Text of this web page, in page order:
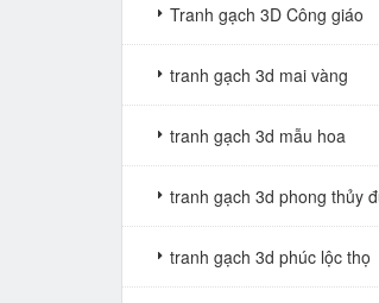
Tranh gạch 3D Công giáo
tranh gạch 3d mai vàng
tranh gạch 3d mẫu hoa
tranh gạch 3d phong thủy
tranh gạch 3d phúc lộc thọ